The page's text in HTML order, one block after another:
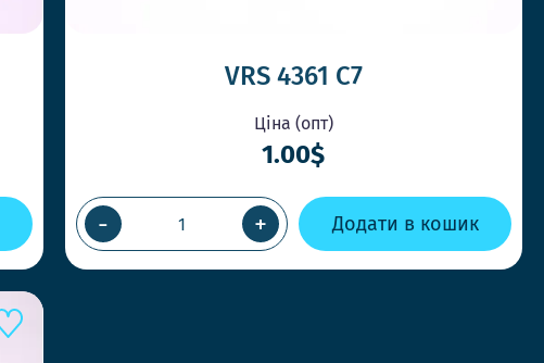
VRS 4361 C7
Ціна (опт)
1.00$
- + Додати в кошик